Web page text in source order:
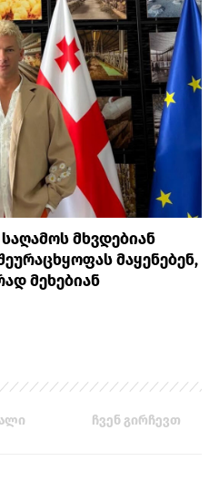
მხვდებიან
მაყენებენ,
მეხებიან
ჩვენ გირჩევთ